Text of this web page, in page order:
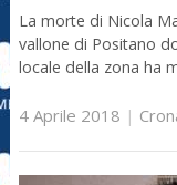
La morte di Nicola
vallone di Positano
locale della zona ha
4 Aprile 2018 |